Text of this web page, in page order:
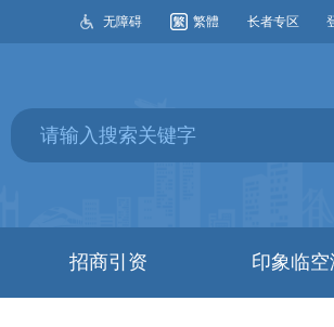
无障碍 繁體 长者专区
招商引资 印象临空